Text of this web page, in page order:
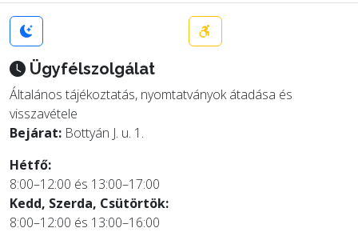
Ügyfélszolgálat
Általános tájékoztatás, nyomtatványok átadása és
visszavétele
Bejárat: Bottyán J. u. 1.
Hétfő:
8:00–12:00 és 13:00–17:00
Kedd, Szerda, Csütörtök:
8:00–12:00 és 13:00–16:00